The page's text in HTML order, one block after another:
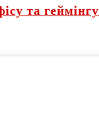
та геймінгу